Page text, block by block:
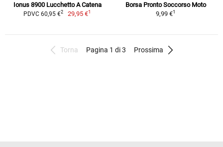
Ionus 8900 Lucchetto A Catena
PDVC 60,95 €2 29,95 €1
Borsa Pronto Soccorso Moto
9,99 €1
Torna Pagina 1 di 3 Prossima